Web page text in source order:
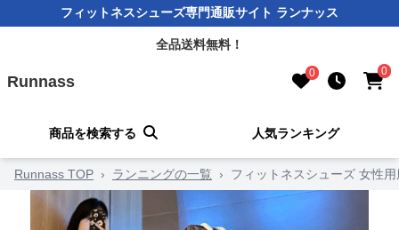
フィットネスシューズ専門通販サイト ランナッス
全品送料無料！
Runnass 0 0
商品を検索する 人気ランキング
Runnass TOP › ランニングの一覧 › フィットネスシューズ 女性